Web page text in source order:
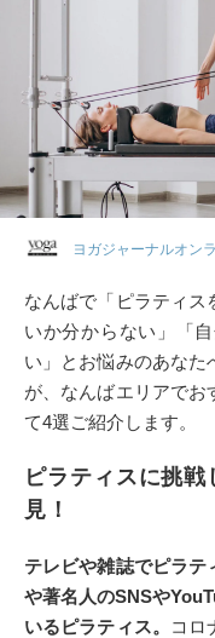
ヨガジャーナルオン
なんばで「ピラティス
いか分からない」「
い」とお悩みのあなた
が、なんばエリアでお
て4選ご紹介します。
ピラティスに挑
見！
テレビや雑誌でピラテ
や著名人のSNSや
いるピラティス。
コロ